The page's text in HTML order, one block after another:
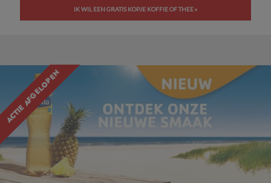
IK WIL EEN GRATIS KOPJE KOFFIE OF THEE »
ACTIE AFGELOPEN